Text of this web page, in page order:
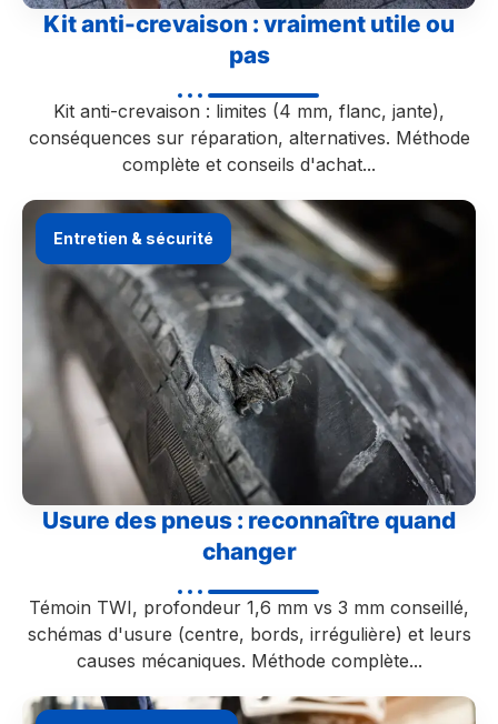
Kit anti-crevaison : vraiment utile ou
pas
Kit anti-crevaison : limites (4 mm, flanc, jante),
conséquences sur réparation, alternatives. Méthode
complète et conseils d'achat...
Entretien & sécurité
Usure des pneus : reconnaître quand
changer
Témoin TWI, profondeur 1,6 mm vs 3 mm conseillé,
schémas d'usure (centre, bords, irrégulière) et leurs
causes mécaniques. Méthode complète...